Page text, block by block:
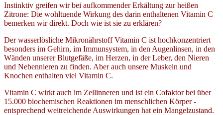
Instinktiv greifen wir bei aufkommender Erkältung zur heißen
Zitrone: Die wohltuende Wirkung des darin enthaltenen Vitamin C
bemerken wir direkt. Doch wie ist sie zu erklären?
Der wasserlösliche Mikronährstoff Vitamin C ist hochkonzentriert
besonders im Gehirn, im Immunsystem, in den Augenlinsen, in den
Wänden unserer Blutgefäße, im Herzen, in der Leber, den Nieren
und Nebennieren zu finden. Aber auch unsere Muskeln und
Knochen enthalten viel Vitamin C.
Vitamin C wirkt auch im Zellinneren und ist ein Cofaktor bei über
15.000 biochemischen Reaktionen im menschlichen Körper -
entsprechend weitreichende Auswirkungen hat ein Mangelzustand.